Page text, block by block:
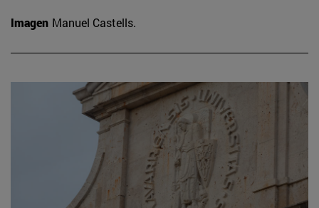
Imagen Manuel Castells.